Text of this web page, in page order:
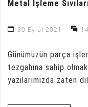
Metal İşleme
30 Eylül 2021
Günümüzün parça
tezgahına sahip
yazılarımızda zaten